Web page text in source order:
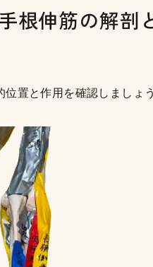
根伸筋の解剖
位置と作用を確認しましょ